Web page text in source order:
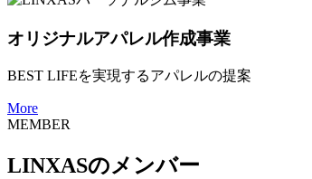
オリジナルアパレル作成事業
BEST LIFEを実現するアパレルの提案
More
MEMBER
LINXASのメンバー